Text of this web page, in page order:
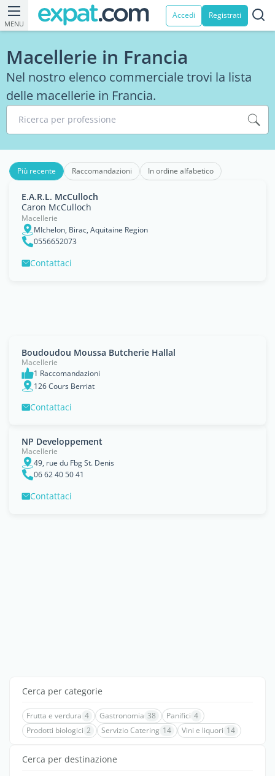
MENU
Accedi Registrati
Macellerie in Francia
Nel nostro elenco commerciale trovi la lista
delle macellerie in Francia.
Ricerca per professione
Più recente Raccomandazioni In ordine alfabetico
E.A.R.L. McCulloch
Caron McCulloch
Macellerie
MIchelon, Birac, Aquitaine Region
0556652073
Contattaci
Boudoudou Moussa Butcherie Hallal
Macellerie
1 Raccomandazioni
126 Cours Berriat
Contattaci
NP Developpement
Macellerie
49, rue du Fbg St. Denis
06 62 40 50 41
Contattaci
Cerca per categorie
Frutta e verdura 4 Gastronomia 38 Panifici 4
Prodotti biologici 2 Servizio Catering 14 Vini e liquori 14
Cerca per destinazione